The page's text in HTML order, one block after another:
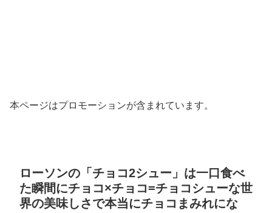
本ページはプロモーションが含まれています。
ローソンの「チョコ2シュー」は一口食べ
た瞬間にチョコ×チョコ=チョコシューな世
界の美味しさで本当にチョコまみれにな